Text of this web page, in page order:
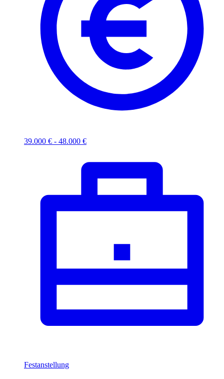
39.000 € - 48.000 €
Festanstellung